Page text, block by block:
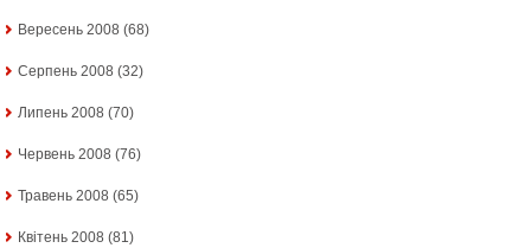
Вересень 2008 (68)
Серпень 2008 (32)
Липень 2008 (70)
Червень 2008 (76)
Травень 2008 (65)
Квітень 2008 (81)